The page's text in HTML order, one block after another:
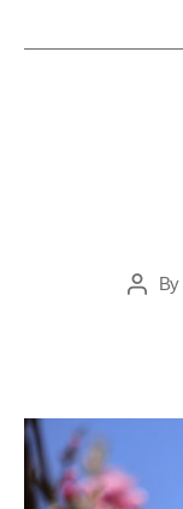
PostBy